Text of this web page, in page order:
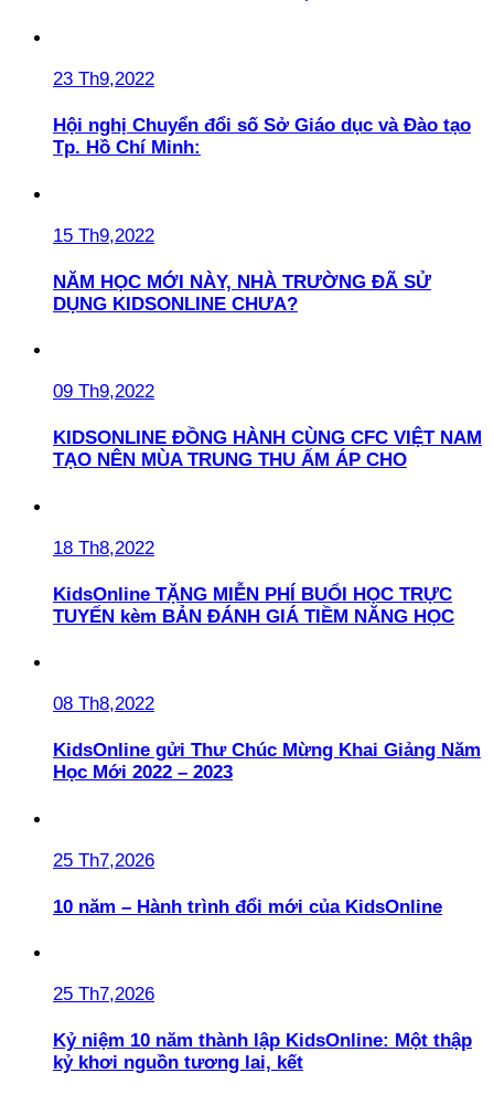
23 Th9,2022
Hội nghị Chuyển đổi số Sở Giáo dục và Đào tạo
Tp. Hồ Chí Minh:
15 Th9,2022
NĂM HỌC MỚI NÀY, NHÀ TRƯỜNG ĐÃ SỬ
DỤNG KIDSONLINE CHƯA?
09 Th9,2022
KIDSONLINE ĐỒNG HÀNH CÙNG CFC VIỆT NAM
TẠO NÊN MÙA TRUNG THU ẤM ÁP CHO
18 Th8,2022
KidsOnline TẶNG MIỄN PHÍ BUỔI HỌC TRỰC
TUYẾN kèm BẢN ĐÁNH GIÁ TIỀM NĂNG HỌC
08 Th8,2022
KidsOnline gửi Thư Chúc Mừng Khai Giảng Năm
Học Mới 2022 – 2023
25 Th7,2026
10 năm – Hành trình đổi mới của KidsOnline
25 Th7,2026
Kỷ niệm 10 năm thành lập KidsOnline: Một thập
kỷ khơi nguồn tương lai, kết